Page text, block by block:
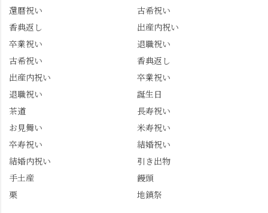
還暦祝い
古希祝い
香典返し
出産内祝い
卒業祝い
退職祝い
古希祝い
香典返し
出産内祝い
卒業祝い
退職祝い
誕生日
茶道
長寿祝い
お見舞い
米寿祝い
卒寿祝い
結婚祝い
結婚内祝い
引き出物
手土産
饅頭
栗
地鎮祭